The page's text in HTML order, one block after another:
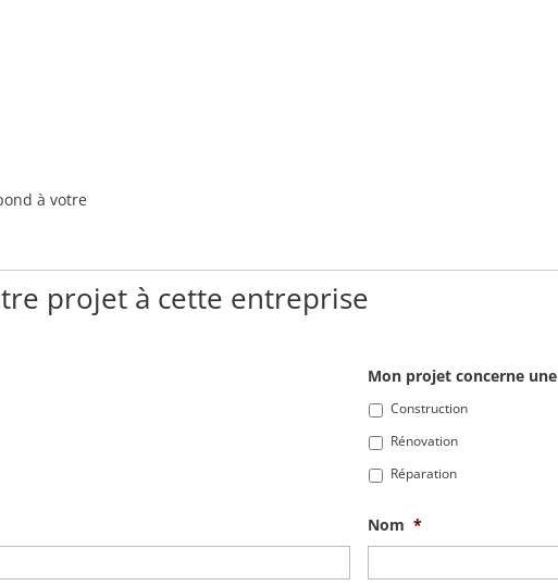
à votre
projet à cette entreprise
Mon projet concerne une
Construction
Rénovation
Réparation
Nom *